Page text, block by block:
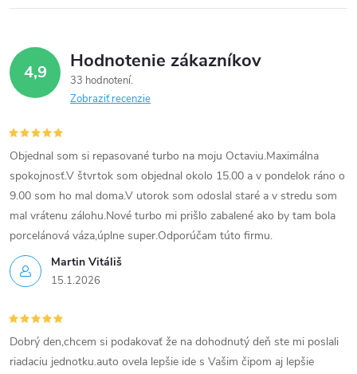
r
v
y
v
ý
p
i
s
u
4,9 Hodnotenie zákazníkov
33 hodnotení
Zobraziť recenzie
Martin Vitáliš
15.1.2026
Objednal som si repasované turbo na moju Octaviu.Maximálna
spokojnosť.V štvrtok som objednal okolo 15.00 a v pondelok ráno o
9.00 som ho mal doma.V utorok som odoslal staré a v stredu som
mal vrátenu zálohu.Nové turbo mi prišlo zabalené ako by tam bola
porcelánová váza,úplne super.Odporúčam túto firmu.
Dobrý den,chcem si podakovať že na dohodnutý deň ste mi poslali
riadaciu jednotku.auto ovela lepšie ide s Vašim čipom aj lepšie